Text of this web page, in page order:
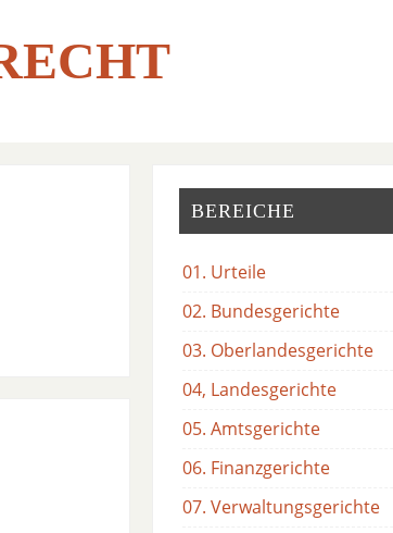
BEREICHE
01. Urteile
02. Bundesgerichte
03. Oberlandesgerichte
04, Landesgerichte
05. Amtsgerichte
06. Finanzgerichte
07. Verwaltungsgerichte